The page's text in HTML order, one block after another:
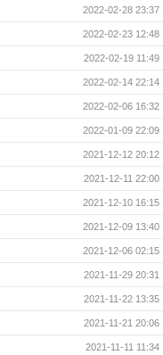
2022-02-28 23:37
2022-02-23 12:48
2022-02-19 11:49
2022-02-14 22:14
2022-02-06 16:32
2022-01-09 22:09
2021-12-12 20:12
2021-12-11 22:00
2021-12-10 16:15
2021-12-09 13:40
2021-12-06 02:15
2021-11-29 20:31
2021-11-22 13:35
2021-11-21 20:06
2021-11-11 11:34